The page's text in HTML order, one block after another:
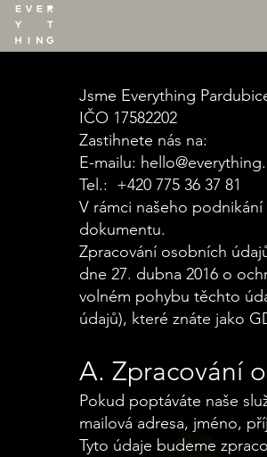
Jsme Everything
IČO 17582202
Zastihnete nás na:
E-mailu:
Tel.: +420 775 36 37 81
V rámci našeho
dokumentu.
​Zpracování osobních
dne 27. dubna 2016 o
volném pohybu těchto
údajů), které znáte jako
A. Zpracování
Pokud poptáváte naše
mailová adresa, jméno,
Tyto údaje budeme